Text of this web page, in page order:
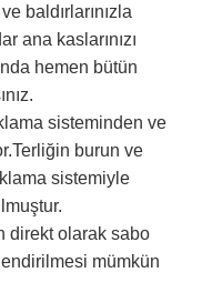
baldırlarınızla
ana kaslarınızı
hemen bütün
sisteminden ve
burun ve
sistemiyle
direkt olarak sabo
mümkün